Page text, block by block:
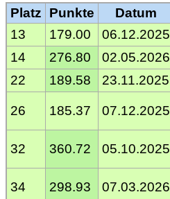
Platz Punkte Datum
13
179.00 06.12.2025
14
276.80 02.05.2026
22
189.58 23.11.2025
26 185.37 07.12.2025
32 360.72 05.10.2025
34 298.93 07.03.2026